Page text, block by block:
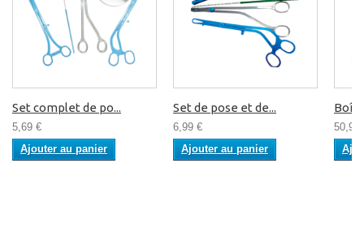
Set complet de po...
5,69 €
Ajouter au panier
Set de pose et de...
6,99 €
Ajouter au panier
50,92